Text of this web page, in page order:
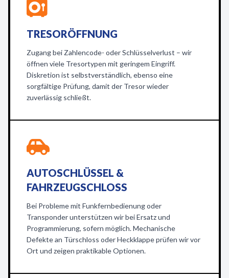
TRESORÖFFNUNG
Zugang bei Zahlencode- oder Schlüsselverlust – wir
öffnen viele Tresortypen mit geringem Eingriff.
Diskretion ist selbstverständlich, ebenso eine
sorgfältige Prüfung, damit der Tresor wieder
zuverlässig schließt.
AUTOSCHLÜSSEL &
FAHRZEUGSCHLOSS
Bei Probleme mit Funkfernbedienung oder
Transponder unterstützen wir bei Ersatz und
Programmierung, sofern möglich. Mechanische
Defekte an Türschloss oder Heckklappe prüfen wir vor
Ort und zeigen praktikable Optionen.